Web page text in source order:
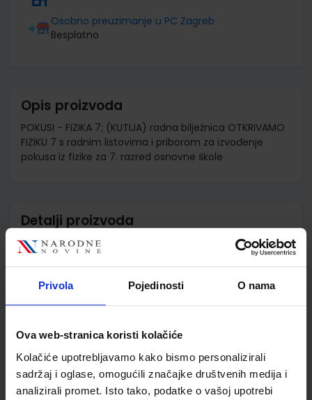
Privola Pojedinosti O nama
Ova web-stranica koristi kolačiće
Kolačiće upotrebljavamo kako bismo personalizirali
sadržaj i oglase, omogućili značajke društvenih medija i
analizirali promet. Isto tako, podatke o vašoj upotrebi
Osobno preuzimanje u PC Zagreb
Besplatno
Opis proizvoda
POKUSI - FIZIKA 7; (KUTIJA) radna bilježnica OTKRIVAMO
FIZIKU 7 s radnim listovima i priborom za izvođenje
pokusa iz fizike za 7. razred osnovne škole
Detalji proizvoda
Šifra proizvoda
Jedinična mjera
kom
Nakladnik
ŠKOLSKA KNJIGA d.d.
Školski razred
07 7.RAZRED OŠ
Vrsta školske knjige
RB S RAD.MATERIJALOM
Vrsta škole
1 OSNOVNA
Nastavni predmet
FIZIKA